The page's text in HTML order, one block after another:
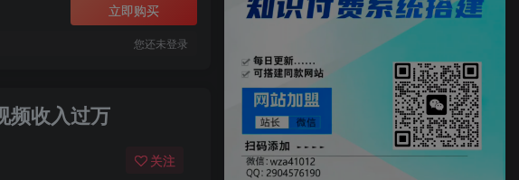
立即购买
您还未登录
频收入过万
关注